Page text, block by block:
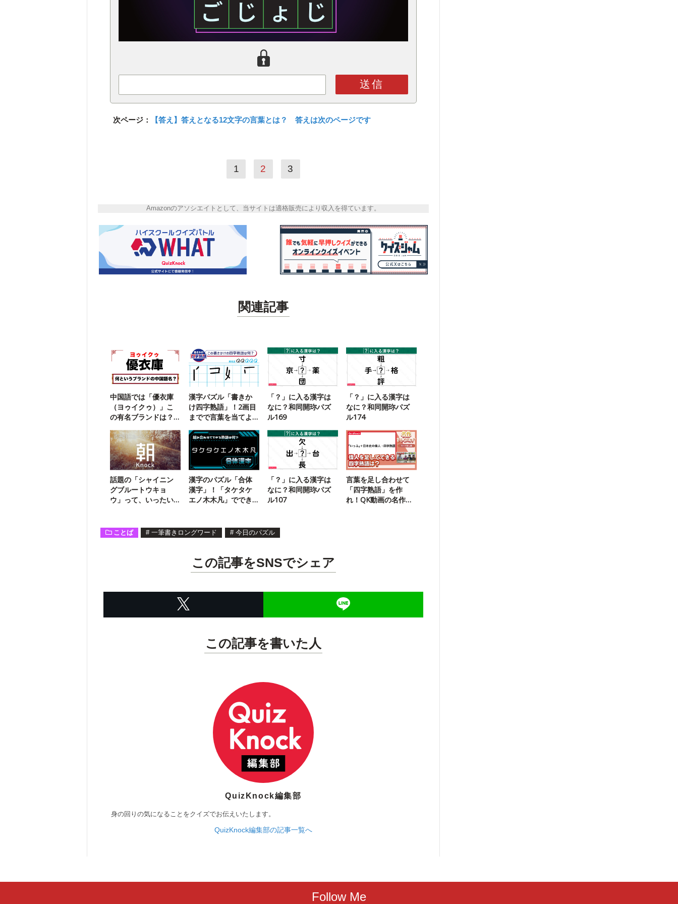
送信
次ページ： 【答え】答えとなる12文字の言葉とは？ 答えは次のページです
1 2 3
Amazonのアソシエイトとして、当サイトは適格販売により収入を得ています。
関連記事
中国語では「優衣庫
（ヨゥイクゥ）」こ
の有名ブランドは？
漢字パズル「書きか
け四字熟語」！2画目
までで言葉を当てよ
「？」に入る漢字は
なに？和同開珎パズ
ル169
「？」に入る漢字は
なに？和同開珎パズ
ル174
話題の「シャイニン
グブルートウキョ
ウ」って、いったい
漢字のパズル「合体
漢字」！「タケタケ
エノ木木凡」ででき
「？」に入る漢字は
なに？和同開珎パズ
ル107
言葉を足し合わせて
「四字熟語」を作
れ！QK動画の名作パ
ことば # 一筆書きロングワード # 今日のパズル
この記事をSNSでシェア
この記事を書いた人
QuizKnock編集部
身の回りの気になることをクイズでお伝えいたします。
QuizKnock編集部の記事一覧へ
Follow Me